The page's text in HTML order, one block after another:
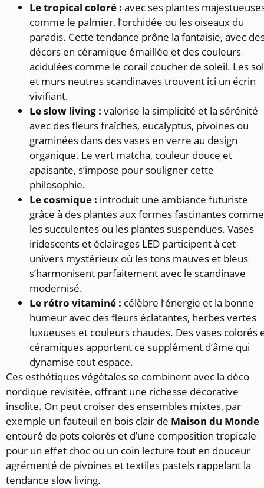
Le tropical coloré : avec ses plantes
comme le palmier, l’orchidée ou les oiseaux du
paradis. Cette tendance prône la fantaisie, avec
décors en céramique émaillée et des couleurs
acidulées comme le corail coucher de soleil. Les
et murs neutres scandinaves trouvent ici un écrin
vivifiant.
Le slow living : valorise la simplicité et la sérénité
avec des fleurs fraîches, eucalyptus, pivoines ou
graminées dans des vases en verre au design
organique. Le vert matcha, couleur douce et
apaisante, s’impose pour souligner cette
philosophie.
Le cosmique : introduit une ambiance futuriste
grâce à des plantes aux formes fascinantes comme
les succulentes ou les plantes suspendues. Vases
iridescents et éclairages LED participent à cet
univers mystérieux où les tons mauves et bleus
s’harmonisent parfaitement avec le scandinave
modernisé.
Le rétro vitaminé : célèbre l’énergie et la bonne
humeur avec des fleurs éclatantes, herbes vertes
luxueuses et couleurs chaudes. Des vases colorés
céramiques apportent ce supplément d’âme qui
dynamise tout espace.
Ces esthétiques végétales se combinent avec la déco
nordique revisitée, offrant une richesse décorative
insolite. On peut croiser des ensembles mixtes, par
exemple un fauteuil en bois clair de Maison du Monde
entouré de pots colorés et d’une composition tropicale
pour un effet choc ou un coin lecture tout en douceur
agrémenté de pivoines et textiles pastels rappelant la
tendance slow living.